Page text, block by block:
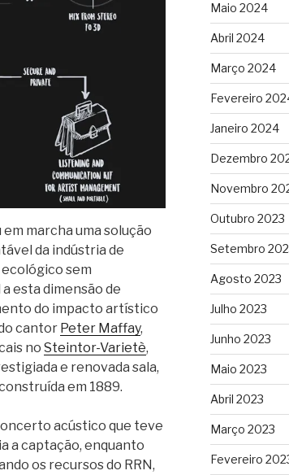
marcha uma solução
da indústria de
sem
esta dimensão de
do impacto artístico
cantor Peter Maffay,
no Steintor-Varietè,
e renovada sala,
em 1889.
acústico que teve
a captação, enquanto
os recursos do RRN,
Maio 2024
Abril 2024
Março 2024
Fevereiro
Janeiro 2024
Dezembro
Novembro
Outubro 2023
Setembro
Agosto 2023
Julho 2023
Junho 2023
Maio 2023
Abril 2023
Março 2023
Fevereiro